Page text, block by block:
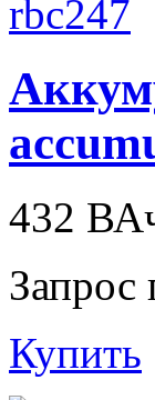
432
Запрос
Купить